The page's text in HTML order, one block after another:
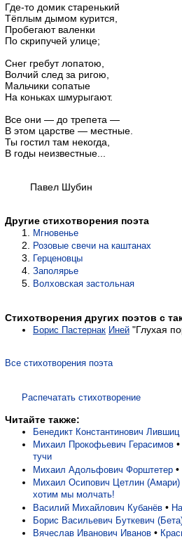
Где-то домик старенький
Тёплым дымом курится,
Пробегают валенки
По скрипучей улице;
Снег гребут лопатою,
Волчий след за ригою,
Мальчики сопатые
На коньках шмурыгают.
Все они — до трепета —
В этом царстве — местные.
Ты гостил там некогда,
В годы неизвестные...
Павел Шубин
Другие стихотворения поэта
Мгновенье
Розовые свечи на каштанах
Герценовцы
Заполярье
Волховская застольная
Стихотворения других поэтов с
Борис Пастернак Иней "Глухая
Все стихотворения поэта
Распечатать стихотворение
Читайте также:
Бенедикт Константинович Лившиц
Михаил Прокофьевич Герасимов •
тучи
Михаил Адольфович Форштетер •
Михаил Осипович Цетлин (Амари)
хотим мы молчать!
Василий Михайлович Кубанёв •
Борис Васильевич Буткевич
Вячеслав Иванович Иванов •